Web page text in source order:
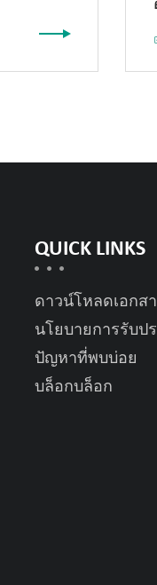
QUICK LINKS
ดาวน์โหลดเอกส
นโยบายการรับป
ปัญหาที่พบบ่อย
บล็อกบล็อก